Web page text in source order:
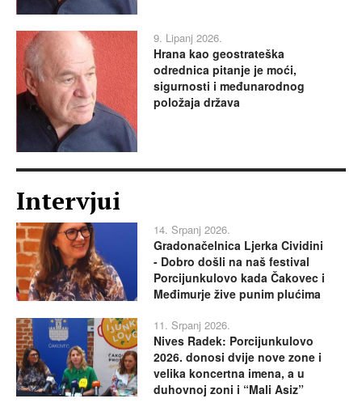
9. Lipanj 2026.
Hrana kao geostrateška
odrednica pitanje je moći,
sigurnosti i međunarodnog
položaja država
Intervjui
14. Srpanj 2026.
Gradonačelnica Ljerka Cividini
- Dobro došli na naš festival
Porcijunkulovo kada Čakovec i
Međimurje žive punim plućima
11. Srpanj 2026.
Nives Radek: Porcijunkulovo
2026. donosi dvije nove zone i
velika koncertna imena, a u
duhovnoj zoni i “Mali Asiz”